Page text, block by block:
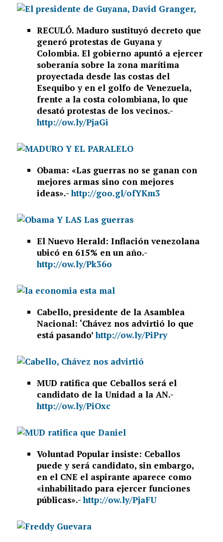
RECULÓ. Maduro sustituyó decreto que
generó protestas de Guyana y
Colombia. El gobierno apuntó a ejercer
soberanía sobre la zona marítima
proyectada desde las costas del
Esequibo y en el golfo de Venezuela,
frente a la costa colombiana, lo que
desató protestas de los vecinos.-
http://ow.ly/PjaGi
Obama: «Las guerras no se ganan con
mejores armas sino con mejores
ideas».-http://goo.gl/ofYKm3
El Nuevo Herald: Inflación venezolana
ubicó en 615% en un año.-
http://ow.ly/Pk36o
Cabello, presidente de la Asamblea
Nacional: ‘Chávez nos advirtió lo que
está pasando’http://ow.ly/PiPry
MUD ratifica que Ceballos será el
candidato de la Unidad a la AN.-
http://ow.ly/PiOxc
Voluntad Popular insiste: Ceballos
puede y será candidato, sin embargo,
en el CNE el aspirante aparece como
«inhabilitado para ejercer funciones
públicas».-http://ow.ly/PjaFU